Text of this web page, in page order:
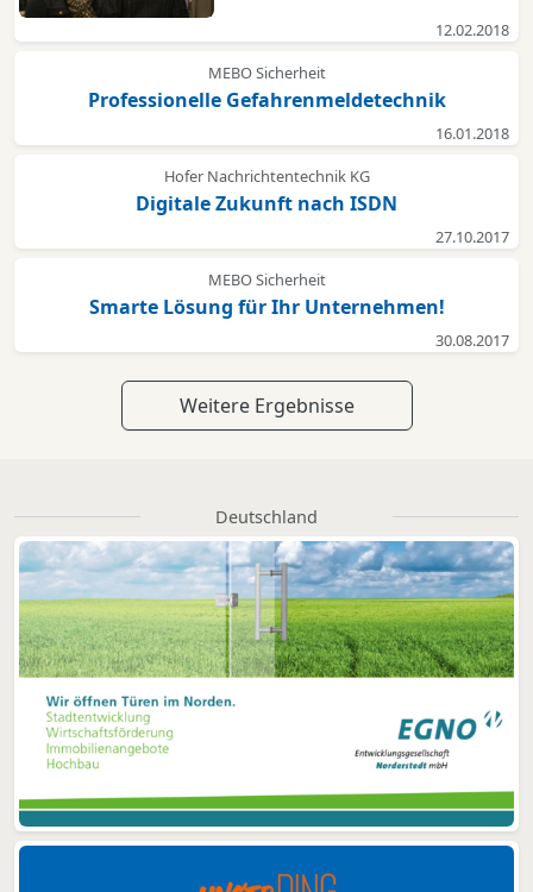
12.02.2018
MEBO Sicherheit
Professionelle Gefahrenmeldetechnik
16.01.2018
Hofer Nachrichtentechnik KG
Digitale Zukunft nach ISDN
27.10.2017
MEBO Sicherheit
Smarte Lösung für Ihr Unternehmen!
30.08.2017
Weitere Ergebnisse
Deutschland